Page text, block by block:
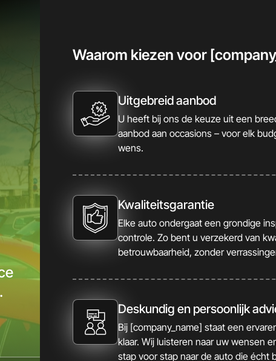
Waarom kiezen voor
Uitgebreid aanbod
U heeft bij ons de keuze uit een
aanbod aan occasions – voor elk
wens.
Kwaliteitsgarantie
Elke auto ondergaat een grondige
controle. Zo bent u verzekerd van
betrouwbaarheid, zonder
Deskundig en persoonlijk
Bij [company_name] staat een
klaar. Wij luisteren naar uw wensen
stap voor stap naar de auto die écht